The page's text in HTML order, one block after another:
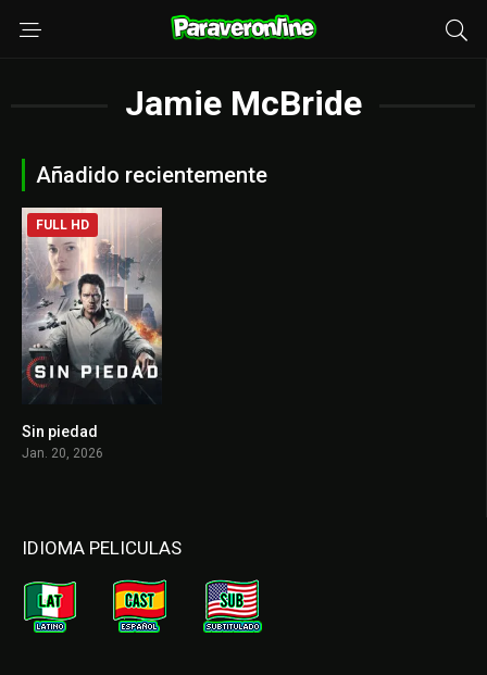
Jamie McBride
Añadido recientemente
FULL HD
Sin piedad
Jan. 20, 2026
IDIOMA PELICULAS